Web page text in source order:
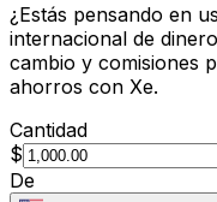
¿Estás pensando en
internacional de
cambio y comisiones
ahorros con Xe.
Cantidad
$
De